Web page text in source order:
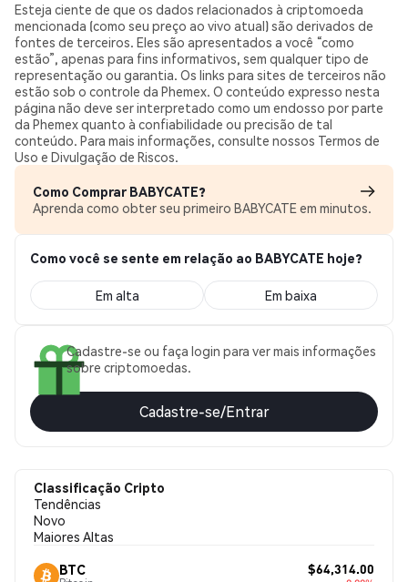
Esteja ciente de que os dados relacionados à criptomoeda
mencionada (como seu preço ao vivo atual) são derivados de
fontes de terceiros. Eles são apresentados a você “como
estão”, apenas para fins informativos, sem qualquer tipo de
representação ou garantia. Os links para sites de terceiros não
estão sob o controle da Phemex. O conteúdo expresso nesta
página não deve ser interpretado como um endosso por parte
da Phemex quanto à confiabilidade ou precisão de tal
conteúdo. Para mais informações, consulte nossos Termos de
Uso e Divulgação de Riscos.
Como Comprar BABYCATE?
Aprenda como obter seu primeiro BABYCATE em minutos.
Como você se sente em relação ao BABYCATE hoje?
Em alta Em baixa
Cadastre-se ou faça login para ver mais informações
sobre criptomoedas.
Cadastre-se/Entrar
Classificação Cripto
Tendências
Novo
Maiores Altas
BTC
$64,314.00